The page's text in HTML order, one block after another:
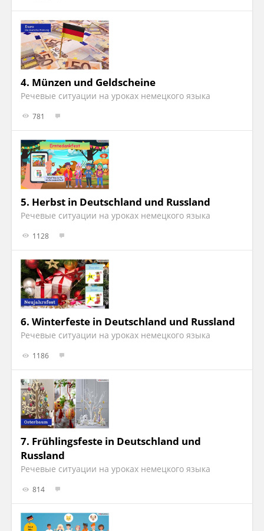
4. Münzen und Geldscheine
Речевые ситуации на уроках немецкого языка
781
5. Herbst in Deutschland und Russland
Речевые ситуации на уроках немецкого языка
1128
6. Winterfeste in Deutschland und Russland
Речевые ситуации на уроках немецкого языка
1186
7. Frühlingsfeste in Deutschland und
Russland
Речевые ситуации на уроках немецкого языка
814